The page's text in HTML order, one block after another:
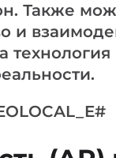
Также
и
технология